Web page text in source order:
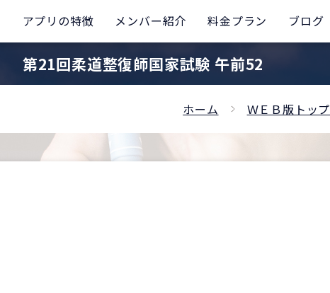
アプリの特徴 メンバー紹介 料金プラン ブログ
第21回柔道整復師国家試験 午前52
ホーム ＷＥＢ版トップ